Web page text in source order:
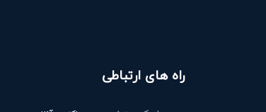
راه های ارتباطی